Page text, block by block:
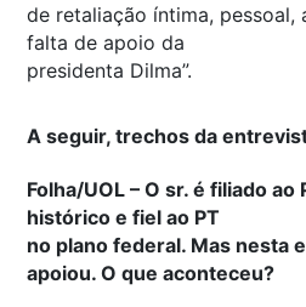
de retaliação íntima, pessoal,
falta de apoio da
presidenta Dilma”.
A seguir, trechos da
Folha/UOL – O sr. é filiado ao
histórico e fiel ao PT
no plano federal. Mas nesta
apoiou. O que aconteceu?